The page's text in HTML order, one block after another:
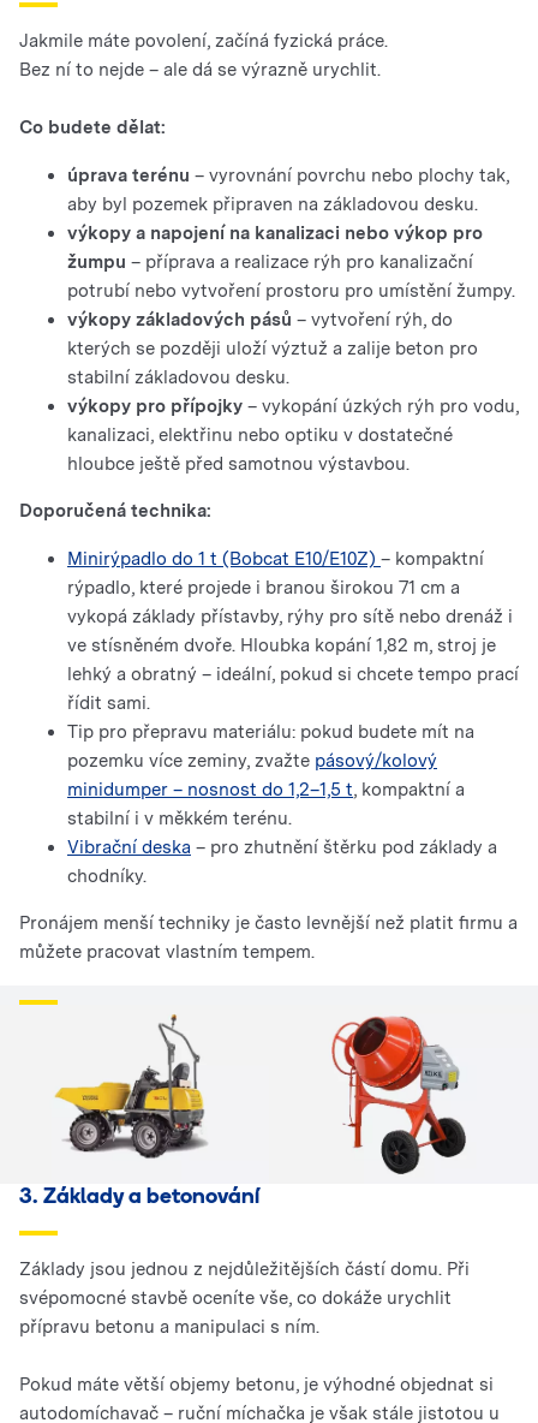
Jakmile máte povolení, začíná fyzická práce.
Bez ní to nejde – ale dá se výrazně urychlit.
Co budete dělat:
úprava terénu – vyrovnání povrchu nebo plochy tak,
aby byl pozemek připraven na základovou desku.
výkopy a napojení na kanalizaci nebo výkop pro
žumpu – příprava a realizace rýh pro kanalizační
potrubí nebo vytvoření prostoru pro umístění žumpy.
výkopy základových pásů – vytvoření rýh, do
kterých se později uloží výztuž a zalije beton pro
stabilní základovou desku.
výkopy pro přípojky – vykopání úzkých rýh pro vodu,
kanalizaci, elektřinu nebo optiku v dostatečné
hloubce ještě před samotnou výstavbou.
Doporučená technika:
Minirýpadlo do 1 t (Bobcat E10/E10Z) – kompaktní
rýpadlo, které projede i branou širokou 71 cm a
vykopá základy přístavby, rýhy pro sítě nebo drenáž i
ve stísněném dvoře. Hloubka kopání 1,82 m, stroj je
lehký a obratný – ideální, pokud si chcete tempo prací
řídit sami.
Tip pro přepravu materiálu: pokud budete mít na
pozemku více zeminy, zvažte pásový/kolový
minidumper – nosnost do 1,2–1,5 t, kompaktní a
stabilní i v měkkém terénu.
Vibrační deska – pro zhutnění štěrku pod základy a
chodníky.
Pronájem menší techniky je často levnější než platit firmu a
můžete pracovat vlastním tempem.
3. Základy a betonování
Základy jsou jednou z nejdůležitějších částí domu. Při
svépomocné stavbě oceníte vše, co dokáže urychlit
přípravu betonu a manipulaci s ním.
Pokud máte větší objemy betonu, je výhodné objednat si
autodomíchavač – ruční míchačka je však stále jistotou u